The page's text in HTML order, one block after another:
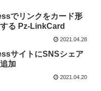
でリンクをカード形
る Pz-LinkCard
2021.04.28
サイトにSNSシェア
加
2021.04.20